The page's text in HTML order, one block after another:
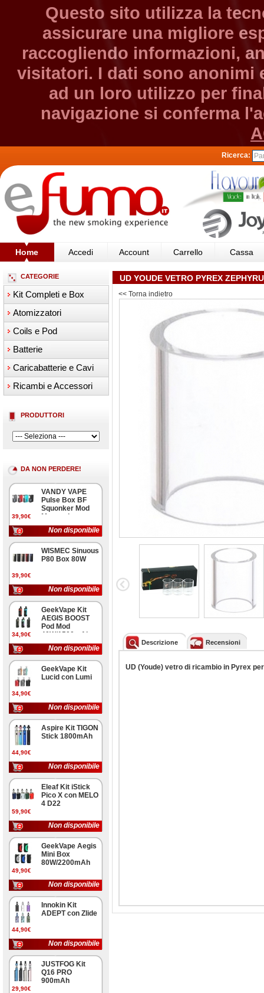
Questo sito utilizza la
assicurare una migliore
raccogliendo informazioni,
visitatori. I dati sono anonimi
ad un loro utilizzo per
navigazione si conferma
Ricerca:
Home Accedi Account Carrello Cassa
CATEGORIE
Kit Completi e Box
Atomizzatori
Coils e Pod
Batterie
Caricabatterie e Cavi
Ricambi e Accessori
PRODUTTORI
DA NON PERDERE!
39,90€
VANDY VAPE
Pulse Box BF
Squonker Mod
Meccanica
Non disponibile
39,90€
WISMEC Sinuous
P80 Box 80W
Non disponibile
34,90€
GeekVape Kit
AEGIS BOOST
Pod Mod
40W/1500mAh
Non disponibile
34,90€
GeekVape Kit
Lucid con Lumi
Non disponibile
44,90€
Aspire Kit TIGON
Stick 1800mAh
Non disponibile
59,90€
Eleaf Kit iStick
Pico X con MELO
4 D22
Non disponibile
49,90€
GeekVape Aegis
Mini Box
80W/2200mAh
Non disponibile
44,90€
Innokin Kit
ADEPT con Zlide
Non disponibile
29,90€
JUSTFOG Kit
Q16 PRO
900mAh
UD YOUDE VETRO PYREX
<< Torna indietro
Descrizione Recensioni
UD (Youde) vetro di ricambio in Pyrex